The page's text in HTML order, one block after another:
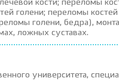
кости; переломы
голени; переломы костей
голени, бедра),
ложных суставах.
университета,